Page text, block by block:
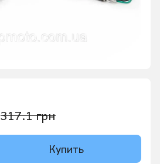
317.1 грн
Купить